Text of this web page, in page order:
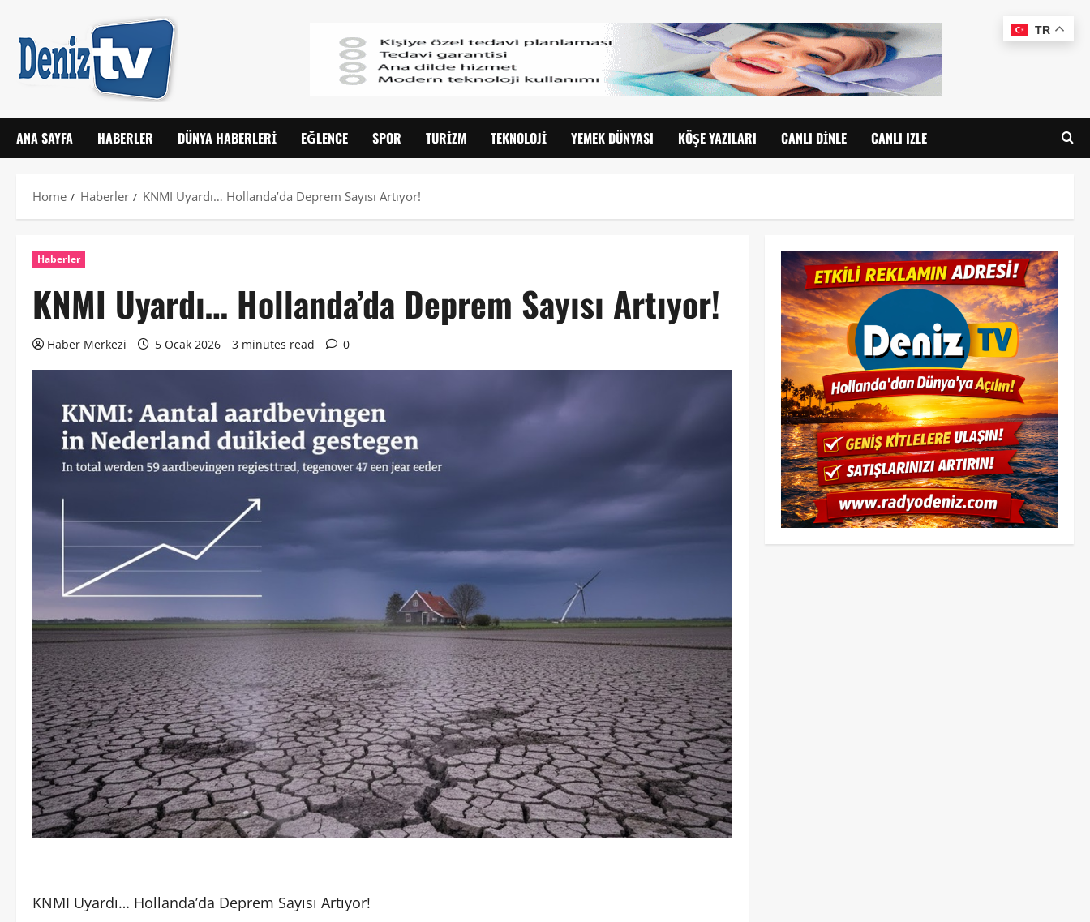
ANA SAYFA HABERLER DÜNYA HABERLERI EĞLENCE SPOR TURIZM TEKNOLOJI YEMEK DÜNYASI KÖŞE YAZILARI CANLI DINLE CANLI IZLE
Home Haberler KNMI Uyardı… Hollanda’da Deprem Sayısı Artıyor!
Haberler
KNMI Uyardı… Hollanda’da Deprem Sayısı Artıyor!
Haber Merkezi 5 Ocak 2026 3 minutes read 0
KNMI Uyardı… Hollanda’da Deprem Sayısı Artıyor!
TR